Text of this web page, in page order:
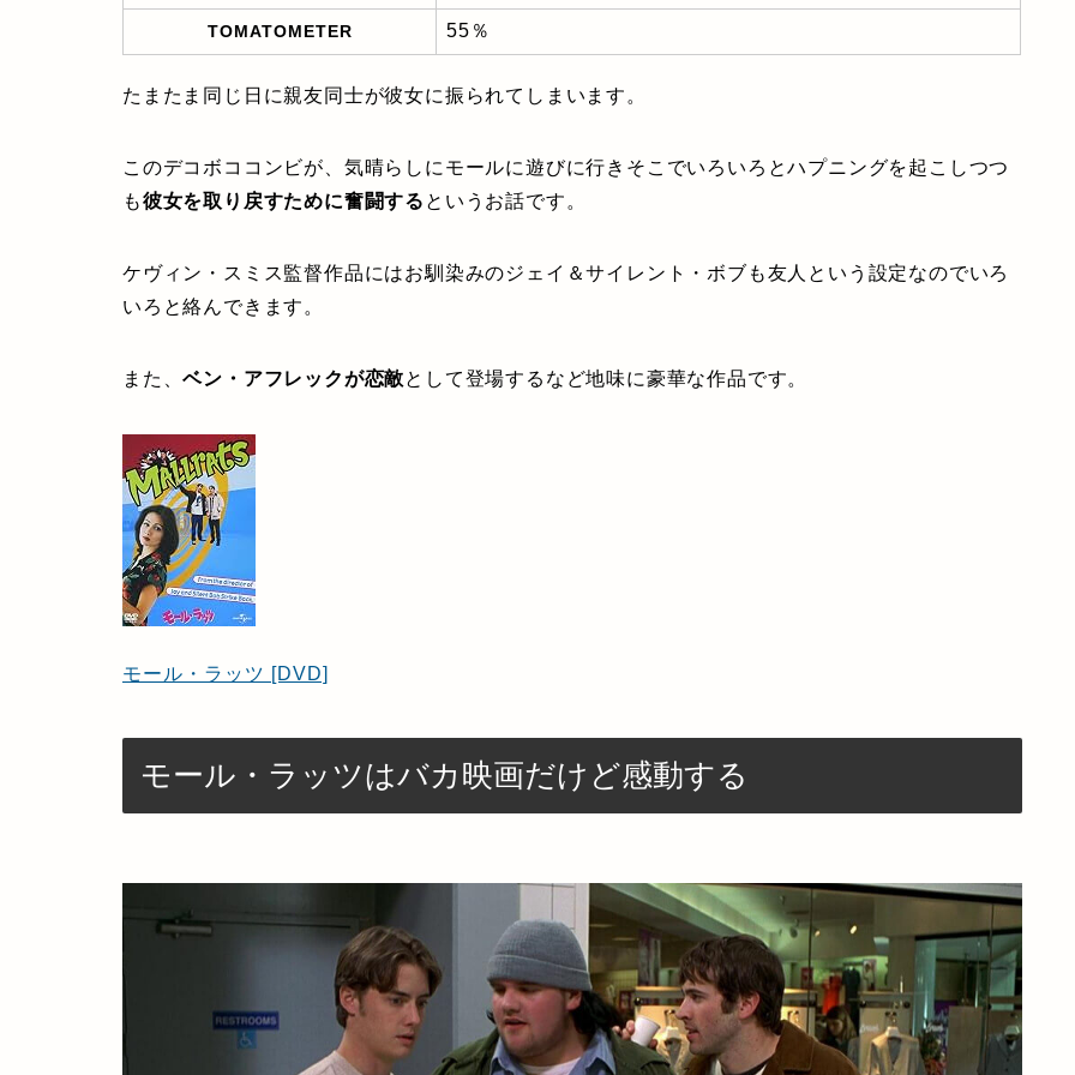
TOMATOMETER 55％
たまたま同じ日に親友同士が彼女に振られてしまいます。
このデコボココンビが、気晴らしにモールに遊びに行きそこでいろいろとハプニングを起こしつつ
も彼女を取り戻すために奮闘する というお話です。
ケヴィン・スミス監督作品にはお馴染みのジェイ＆サイレント・ボブも友人という設定なのでいろ
いろと絡んできます。
また、ベン・アフレックが恋敵として登場するなど地味に豪華な作品です。
モール・ラッツ [DVD]
モール・ラッツはバカ映画だけど感動する